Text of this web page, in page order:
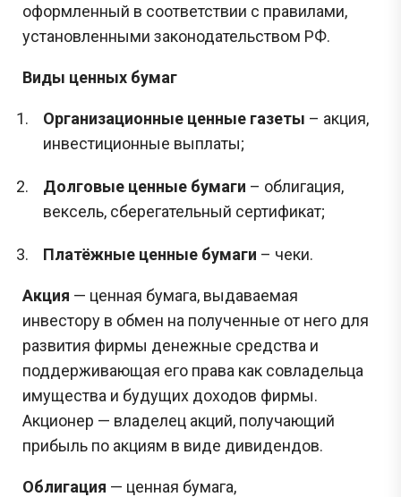
оформленный в соответствии с правилами,
установленными законодательством РФ.
Виды ценных бумаг
Организационные ценные газеты – акция,
инвестиционные выплаты;
Долговые ценные бумаги – облигация,
вексель, сберегательный сертификат;
Платёжные ценные бумаги – чеки.
Акция — ценная бумага, выдаваемая
инвестору в обмен на полученные от него для
развития фирмы денежные средства и
поддерживающая его права как совладельца
имущества и будущих доходов фирмы.
Акционер — владелец акций, получающий
прибыль по акциям в виде дивидендов.
Облигация — ценная бумага,